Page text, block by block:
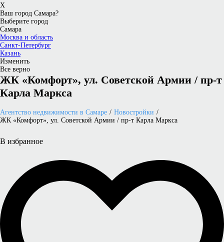
X
Ваш город Самара?
Выберите город
Самара
Москва и область
Санкт-Петербург
Казань
Изменить
Все верно
ЖК «Комфорт», ул. Советской Армии / пр-т
Карла Маркса
Агентство недвижимости в Самаре
Новостройки
ЖК «Комфорт», ул. Советской Армии / пр-т Карла Маркса
В избранное